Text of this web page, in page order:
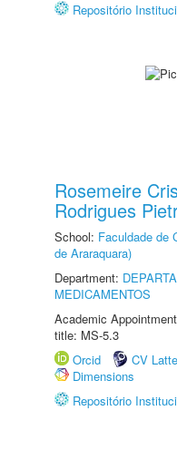
Repositório
Rosemeire
Rodrigues
School: Faculdade de
de Araraquara)
Department:
MEDICAMENTOS
Academic
title: MS-5.3
Orcid
CV
Dimensions
Repositório